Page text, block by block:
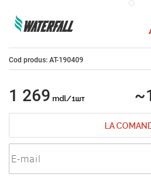
Cod produs: AT-190409
1 269 mdl/1шт
LA